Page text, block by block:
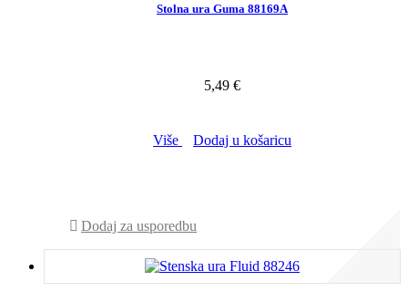
Stolna ura Guma 88169A
5,49 €
Više Dodaj u košaricu
Dodaj za usporedbu